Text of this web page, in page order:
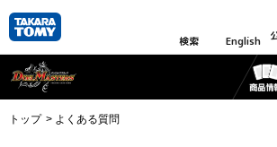
検索 English
トップ よくある質問